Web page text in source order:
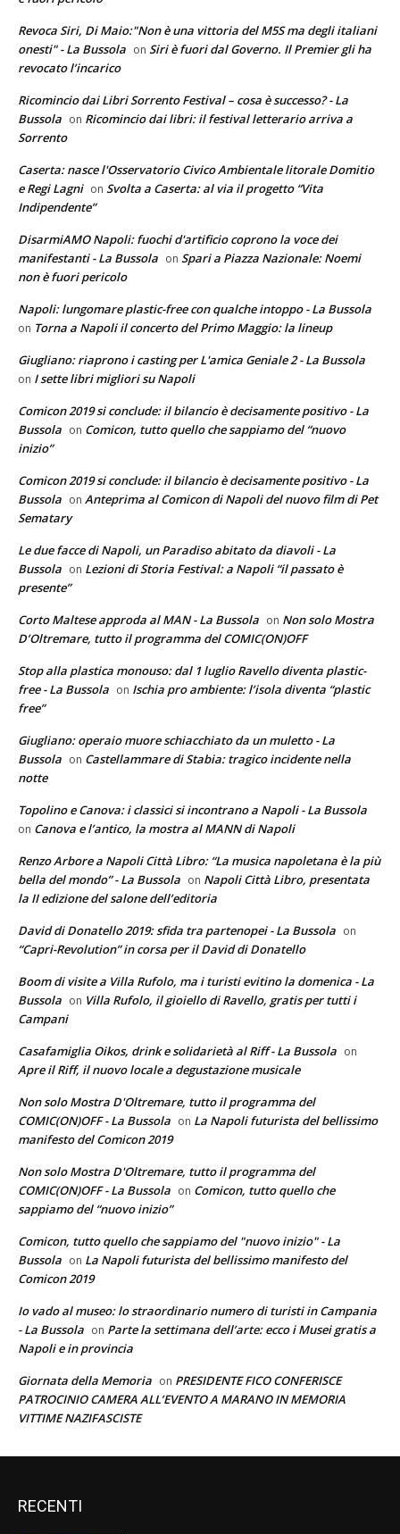
Revoca Siri, Di Maio:"Non è una vittoria del M5S ma degli italiani
onesti" - La Bussola on Siri è fuori dal Governo. Il Premier gli ha
revocato l’incarico
Ricomincio dai Libri Sorrento Festival – cosa è successo? - La
Bussola on Ricomincio dai libri: il festival letterario arriva a
Sorrento
Caserta: nasce l'Osservatorio Civico Ambientale litorale Domitio
e Regi Lagni on Svolta a Caserta: al via il progetto “Vita
Indipendente”
DisarmiAMO Napoli: fuochi d'artificio coprono la voce dei
manifestanti - La Bussola on Spari a Piazza Nazionale: Noemi
non è fuori pericolo
Napoli: lungomare plastic-free con qualche intoppo - La Bussola
on Torna a Napoli il concerto del Primo Maggio: la lineup
Giugliano: riaprono i casting per L'amica Geniale 2 - La Bussola
on I sette libri migliori su Napoli
Comicon 2019 si conclude: il bilancio è decisamente positivo - La
Bussola on Comicon, tutto quello che sappiamo del “nuovo
inizio”
Comicon 2019 si conclude: il bilancio è decisamente positivo - La
Bussola on Anteprima al Comicon di Napoli del nuovo film di Pet
Sematary
Le due facce di Napoli, un Paradiso abitato da diavoli - La
Bussola on Lezioni di Storia Festival: a Napoli “il passato è
presente”
Corto Maltese approda al MAN - La Bussola on Non solo Mostra
D’Oltremare, tutto il programma del COMIC(ON)OFF
Stop alla plastica monouso: dal 1 luglio Ravello diventa plastic-
free - La Bussola on Ischia pro ambiente: l’isola diventa “plastic
free”
Giugliano: operaio muore schiacchiato da un muletto - La
Bussola on Castellammare di Stabia: tragico incidente nella
notte
Topolino e Canova: i classici si incontrano a Napoli - La Bussola
on Canova e l’antico, la mostra al MANN di Napoli
Renzo Arbore a Napoli Città Libro: “La musica napoletana è la più
bella del mondo” - La Bussola on Napoli Città Libro, presentata
la II edizione del salone dell’editoria
David di Donatello 2019: sfida tra partenopei - La Bussola on
“Capri-Revolution” in corsa per il David di Donatello
Boom di visite a Villa Rufolo, ma i turisti evitino la domenica - La
Bussola on Villa Rufolo, il gioiello di Ravello, gratis per tutti i
Campani
Casafamiglia Oikos, drink e solidarietà al Riff - La Bussola on
Apre il Riff, il nuovo locale a degustazione musicale
Non solo Mostra D'Oltremare, tutto il programma del
COMIC(ON)OFF - La Bussola on La Napoli futurista del bellissimo
manifesto del Comicon 2019
Non solo Mostra D'Oltremare, tutto il programma del
COMIC(ON)OFF - La Bussola on Comicon, tutto quello che
sappiamo del “nuovo inizio”
Comicon, tutto quello che sappiamo del "nuovo inizio" - La
Bussola on La Napoli futurista del bellissimo manifesto del
Comicon 2019
Io vado al museo: lo straordinario numero di turisti in Campania
- La Bussola on Parte la settimana dell’arte: ecco i Musei gratis a
Napoli e in provincia
Giornata della Memoria on PRESIDENTE FICO CONFERISCE
PATROCINIO CAMERA ALL’EVENTO A MARANO IN MEMORIA
VITTIME NAZIFASCISTE
RECENTI